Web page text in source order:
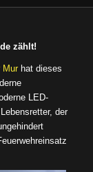
zählt!
Murhat dieses
LED-
der